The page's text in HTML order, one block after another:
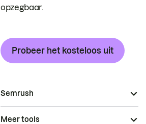
opzegbaar.
Probeer het kosteloos uit
Semrush
Meer tools